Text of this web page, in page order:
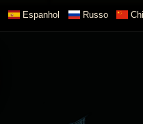
Espanhol Russo